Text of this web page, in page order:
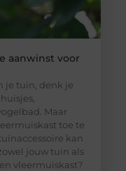
aanwinst voor
je tuin, denk je
Maar
toe te
kan
jouw tuin als
vleermuiskast?